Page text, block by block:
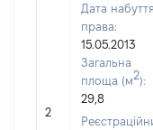
2
Дата набуття
права:
15.05.2013
Загальна
площа (м2):
29,8